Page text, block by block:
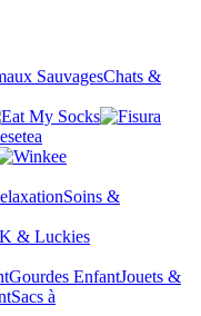
SauvagesChats &
Soins &
Gourdes EnfantJouets &
Sacs à